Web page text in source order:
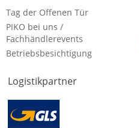
Tag der Offenen Tür
PIKO bei uns /
Fachhändlerevents
Betriebsbesichtigung
Logistikpartner